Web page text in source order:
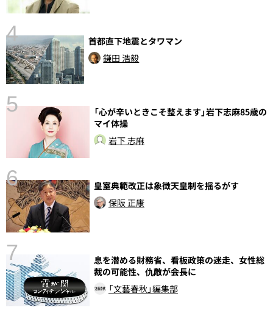
4
首都直下地震とタワマン
鎌田 浩毅
5
「心が辛いときこそ整えます」岩下志麻85歳の
マイ体操
岩下 志麻
6
皇室典範改正は象徴天皇制を揺るがす
保阪 正康
7
息を潜める財務省、看板政策の迷走、女性総
裁の可能性、仇敵が会長に
「文藝春秋」編集部